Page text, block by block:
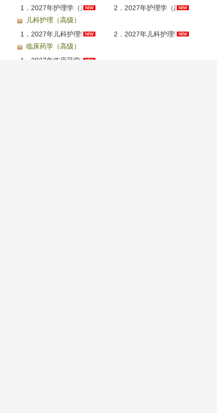
1． 2027年护理学（正高级职称）考试题库AI讲解 2． 2027年护理学（副高级职称）考试题库AI讲解
儿科护理（高级）
1． 2027年儿科护理学（正高级职称）考试题库AI讲解 2． 2027年儿科护理学（副高级职称）考试题库AI讲解
临床药学（高级）
1． 2027年临床药学（高级职称）考试题库AI讲解